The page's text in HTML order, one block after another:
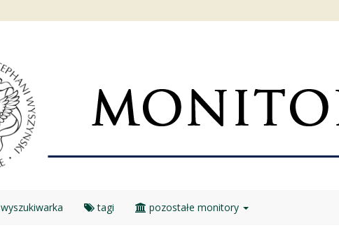
wyszukiwarka tagi pozostałe monitory